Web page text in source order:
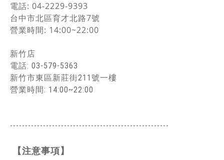
電話: 04-2229-9393
台中市北區育才北路7號
營業時間: 14:00~22:00
新竹店
電話: 03-579-5363
新竹市東區新莊街211號一樓
營業時間: 14:00~22:00
-----------------------------------------------------
【注意事項】